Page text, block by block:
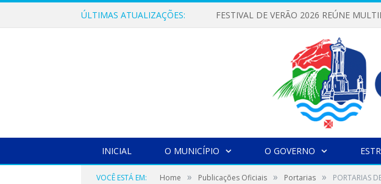
ÚLTIMAS ATUALIZAÇÕES:
INICIAL O MUNICÍPIO O GOVERNO
VOCÊ ESTÁ EM: Home » Publicações Oficiais » Portarias » PORTARIAS